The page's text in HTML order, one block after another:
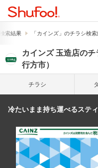
索結果 「カインズ」のチラシ検
カインズ 玉造店の
行方市）
チラシ
冷たいまま持ち運べるステ